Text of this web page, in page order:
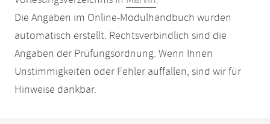
Die Angaben im Online-Modulhandbuch wurden
automatisch erstellt. Rechtsverbindlich sind die
Angaben der Prüfungsordnung. Wenn Ihnen
Unstimmigkeiten oder Fehler auffallen, sind wir für
Hinweise dankbar.